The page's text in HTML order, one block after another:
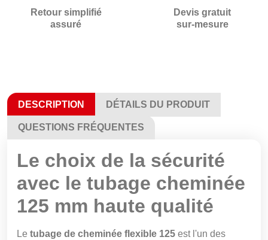
Retour simplifié
assuré
Devis gratuit
sur-mesure
DESCRIPTION DÉTAILS DU PRODUIT
QUESTIONS FRÉQUENTES
Le choix de la sécurité
avec le tubage cheminée
125 mm haute qualité
Le tubage de cheminée flexible 125 est l'un des